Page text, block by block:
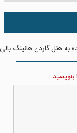
بههتل گاردن هانینگ بالی